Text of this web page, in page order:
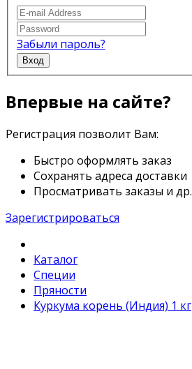
Забыли пароль?
Вход
Впервые на сайте?
Регистрация позволит Вам:
Быстро оформлять заказ
Сохранять адреса доставки
Просматривать заказы и др.
Зарегистрироваться
Каталог
Специи
Пряности
Куркума корень (Индия) 1 кг